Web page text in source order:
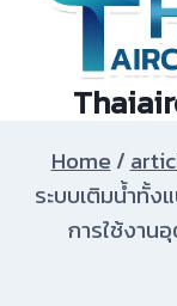
Home /
ระบบเติมน้ำทั้ง
การใช้งาน